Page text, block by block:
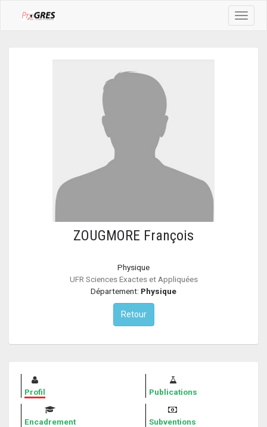
Toggle
ZOUGMORE François
Physique
UFR Sciences Exactes et Appliquées
Département: Physique
Retour
Profil Publications
Encadrement Subventions